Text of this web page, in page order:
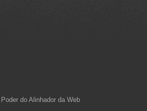
do Alinhador da Web